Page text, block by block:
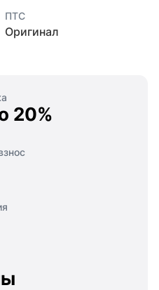
ПТС
Оригинал
20%